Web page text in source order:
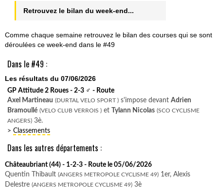
Retrouvez le bilan du week-end...
Comme chaque semaine retrouvez le bilan des courses qui se sont
déroulées ce week-end dans le #49
Dans le #49 :
Les résultats du 07/06/2026
GP Attitude 2 Roues - 2-3 ♂ - Route
Axel Martineau (DURTAL VELO SPORT ) s'impose devant Adrien
Bramoullé (VELO CLUB VERROIS ) et Tylann Nicolas (SCO CYCLISME
ANGERS) 3è.
> Classements
Dans les autres départements :
Châteaubriant (44) - 1-2-3 - Route le 05/06/2026
Quentin Thibault (ANGERS METROPOLE CYCLISME 49) 1er, Alexis
Delestre (ANGERS METROPOLE CYCLISME 49) 3è